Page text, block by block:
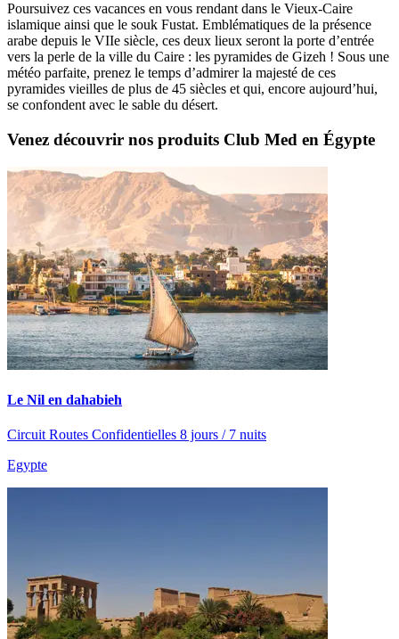
Poursuivez ces vacances en vous rendant dans le Vieux-Caire
islamique ainsi que le souk Fustat. Emblématiques de la présence
arabe depuis le VIIe siècle, ces deux lieux seront la porte d’entrée
vers la perle de la ville du Caire : les pyramides de Gizeh ! Sous une
météo parfaite, prenez le temps d’admirer la majesté de ces
pyramides vieilles de plus de 45 siècles et qui, encore aujourd’hui,
se confondent avec le sable du désert.
Venez découvrir nos produits Club Med en Égypte
Le Nil en dahabieh
Circuit Routes Confidentielles 8 jours / 7 nuits
Egypte